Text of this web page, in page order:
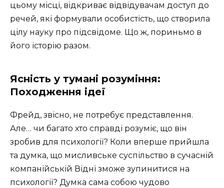
цьому місці, відкриває відвідувачам доступ до
речей, які формували особистість, що створила
цілу науку про підсвідоме. Що ж, пориньмо в
його історію разом.
Ясність у тумані розуміння:
Походження ідеї
Фрейд, звісно, не потребує представлення.
Але… чи багато хто справді розуміє, що він
зробив для психології? Коли вперше прийшла
та думка, що мисливське суспільство в сучасній
компанійській Відні зможе зупинитися на
психології? Думка сама собою чудово